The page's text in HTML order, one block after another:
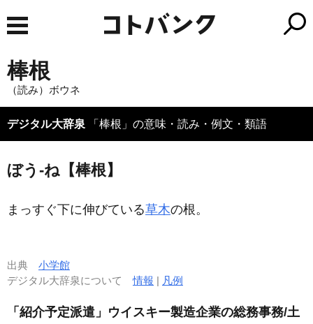
棒根
（読み）ボウネ
デジタル大辞泉 「棒根」の意味・読み・例文・類語
ぼう‐ね【棒根】
まっすぐ下に伸びている草木の根。
出典 小学館
デジタル大辞泉について情報 | 凡例
「紹介予定派遣」ウイスキー製造企業の総務事務/土